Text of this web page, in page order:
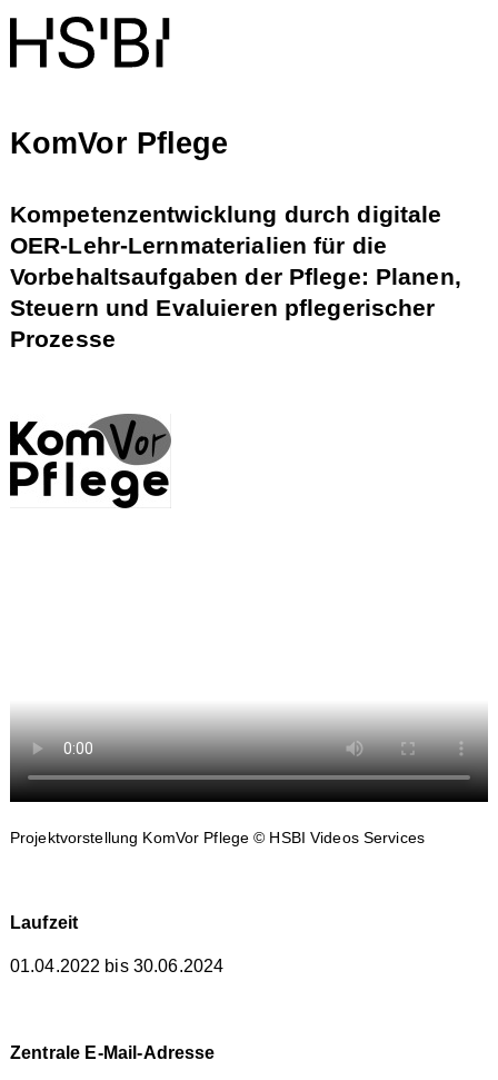
KomVor Pflege
Kompetenzentwicklung durch digitale
OER-Lehr-Lernmaterialien für die
Vorbehaltsaufgaben der Pflege: Planen,
Steuern und Evaluieren pflegerischer
Prozesse
Projektvorstellung KomVor Pflege © HSBI Videos Services
Laufzeit
01.04.2022 bis 30.06.2024
Zentrale E-Mail-Adresse